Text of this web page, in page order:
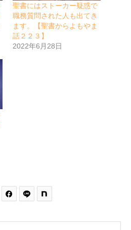
聖書にはストーカー疑惑で
職務質問された人も出てき
ます。【聖書からよもやま
話２２３】
2022年6月28日
